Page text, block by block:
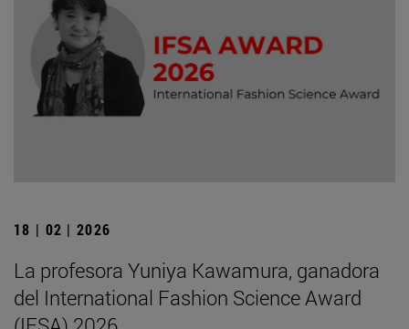
18 | 02 | 2026
La profesora Yuniya Kawamura, ganadora
del International Fashion Science Award